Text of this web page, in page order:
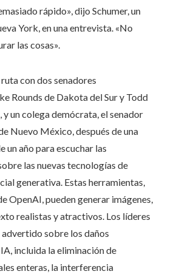
rápido», dijo Schumer, un
York, en una entrevista. «No
las cosas».
con dos senadores
Rounds de Dakota del Sur y Todd
y un colega demócrata, el senador
Nuevo México, después de una
un año para escuchar las
las nuevas tecnologías de
generativa. Estas herramientas,
OpenAI, pueden generar imágenes,
realistas y atractivos. Los líderes
sobre los daños
incluida la eliminación de
enteras, la interferencia